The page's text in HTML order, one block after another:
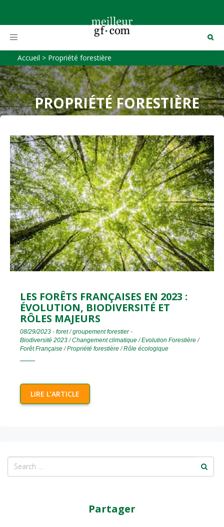
Toggle
Accueil > Propriété forestière
PROPRIÉTÉ FORESTIÈRE
LES FORÊTS FRANÇAISES EN 2023 :
ÉVOLUTION, BIODIVERSITÉ ET
RÔLES MAJEURS
08/29/2023 - foret/groupement forestier-
Biodiversité 2023/Changement climatique/Evolution Forestière/
Forêt Française/Propriété forestière/Rôle écologique
LIRE L’ARTICLE
Partager